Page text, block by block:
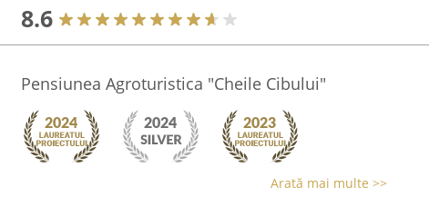
8.6
Pensiunea Agroturistica "Cheile Cibului"
Arată mai multe >>